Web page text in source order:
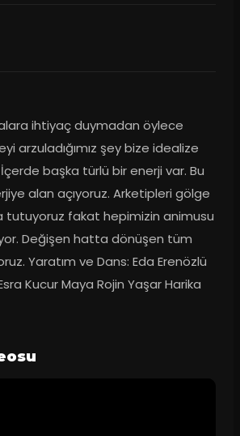
ihtiyaç duymadan öylece
arzuladığımız şey bize idealize
başka türlü bir enerji var. Bu
alan açıyoruz. Arketipleri gölge
tutuyoruz fakat hepimizin animusu
Değişen hatta dönüşen tüm
Yaratım ve Dans: Eda Erenözlü
Kucur Maya Rojin Yaşar Harika